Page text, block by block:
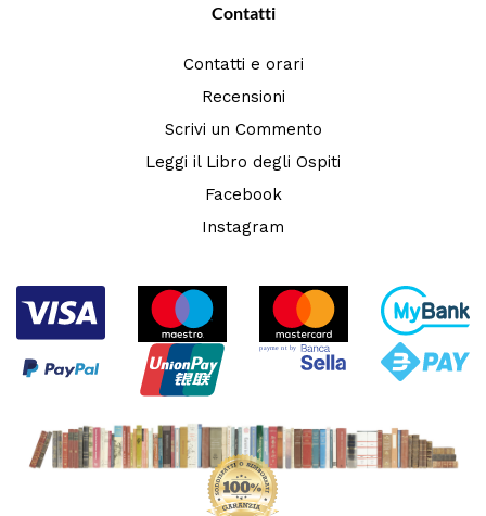
Contatti
Contatti e orari
Recensioni
Scrivi un Commento
Leggi il Libro degli Ospiti
Facebook
Instagram